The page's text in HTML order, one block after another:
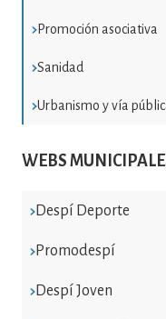
Promoción asociativa
Sanidad
Urbanismo y vía
WEBS
Despí Deporte
Promodespí
Despí Joven